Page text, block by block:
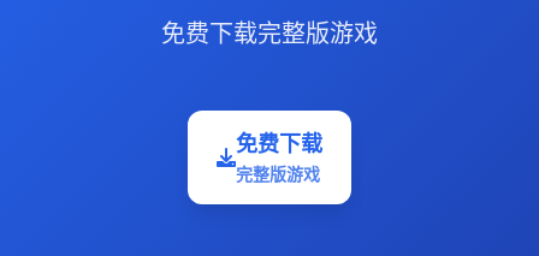
免费下载完整版游戏
免费下载
完整版游戏